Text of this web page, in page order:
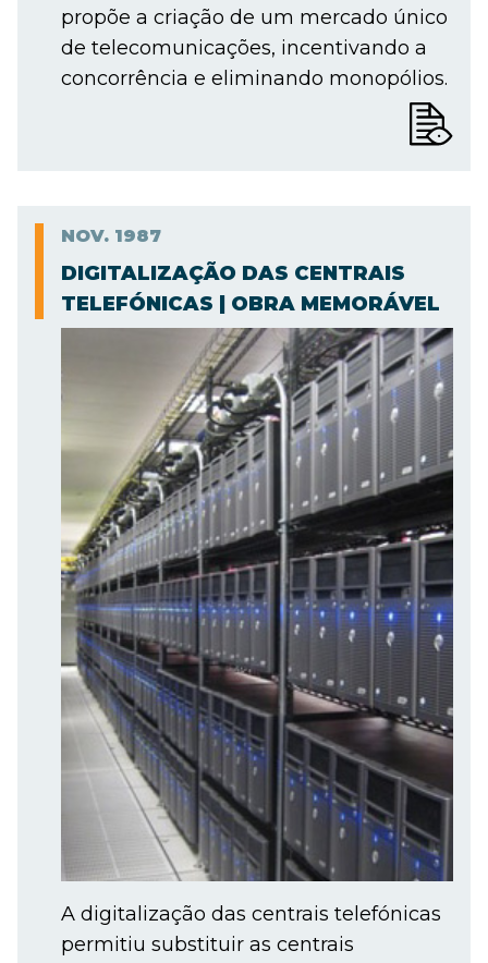
propõe a criação de um mercado único
de telecomunicações, incentivando a
concorrência e eliminando monopólios.
NOV. 1987
DIGITALIZAÇÃO DAS CENTRAIS
TELEFÓNICAS | OBRA MEMORÁVEL
A digitalização das centrais telefónicas
permitiu substituir as centrais